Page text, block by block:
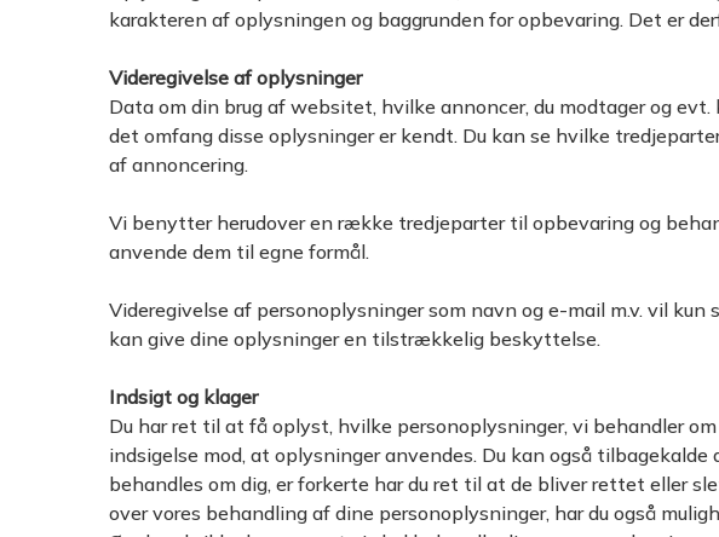
karakteren af oplysningen og baggrunden for opbevaring. Det er
Videregivelse af oplysninger
Data om din brug af websitet, hvilke annoncer, du modtager og
det omfang disse oplysninger er kendt. Du kan se hvilke
af annoncering.
Vi benytter herudover en række tredjeparter til opbevaring og
anvende dem til egne formål.
Videregivelse af personoplysninger som navn og e-mail m.v. vil
kan give dine oplysninger en tilstrækkelig beskyttelse.
Indsigt og klager
Du har ret til at få oplyst, hvilke personoplysninger, vi behandler
indsigelse mod, at oplysninger anvendes. Du kan også
behandles om dig, er forkerte har du ret til at de bliver rettet eller
over vores behandling af dine personoplysninger, har du også